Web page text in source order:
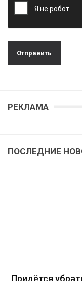
РЕКЛАМА
ПОСЛЕДНИЕ
„Придётся